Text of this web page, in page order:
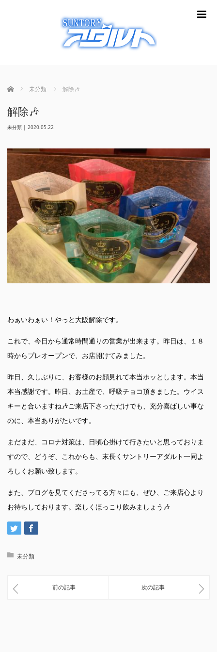
ホーム 未分類 解除🎶
解除🎶
未分類 | 2020.05.22
わぁいわぁい！やっと大阪解除です。
これで、今日から通常時間通りの営業が出来ます。昨日は、１８
時からプレオープンで、お店開けてみました。
昨日、久しぶりに、お客様のお顔見れて本当ホッとします。本当
本当感謝です。昨日、お土産で、呼吸チョコ頂きました。ウイス
キーと合いますね🎶ご来店下さっただけでも、充分喜ばしい事な
のに、本当ありがたいです。
まだまだ、コロナ対策は、日頃心掛けて行きたいと思っておりま
すので、どうぞ、これからも、末長くサントリーアダルト一同よ
ろしくお願い致します。
また、ブログを見てくださってる方々にも、ぜひ、ご来店心より
お待ちしております。楽しくほっこり飲みましょう🎶
未分類
前の記事 次の記事